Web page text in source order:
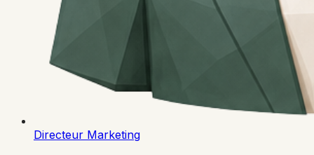
Directeur Marketing